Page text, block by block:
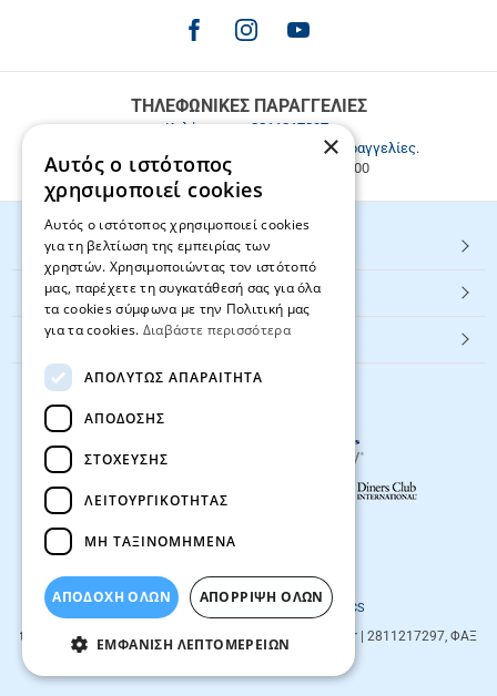
άνω
ΤΗΛΕΦΩΝΙΚΕΣ ΠΑΡΑΓΓΕΛΙΕΣ
Καλέστε μας2811217297.
Εξυπηρέτηση πελατών & τηλεφωνικές παραγγελίες.
Δευ. - Παρ. 9:00-17:00, Σάβ. 9:00-15:00
HOT ΚΑΤΗΓΟΡΙΕΣ
ΕΞΥΠΗΡΕΤΗΣΗ ΠΕΛΑΤΩΝ
Textbook.gr
© 2026 textbook.gr All rights reserved
Designed & developed by
NETMECHANICS
textbook.gr
| info@textbook.gr | 2811217297, ΦΑΞ
2810283273
×
Αυτός ο ιστότοπος
χρησιμοποιεί cookies
Αυτός ο ιστότοπος χρησιμοποιεί cookies
για τη βελτίωση της εμπειρίας των
χρηστών. Χρησιμοποιώντας τον ιστότοπό
μας, παρέχετε τη συγκατάθεσή σας για όλα
τα cookies σύμφωνα με την Πολιτική μας
για τα cookies. Διαβάστε περισσότερα
ΑΠΟΛΎΤΩΣ ΑΠΑΡΑΊΤΗΤΑ
ΑΠΌΔΟΣΗΣ
ΣΤΌΧΕΥΣΗΣ
ΛΕΙΤΟΥΡΓΙΚΌΤΗΤΑΣ
ΜΗ ΤΑΞΙΝΟΜΗΜΈΝΑ
ΑΠΟΔΟΧΗ ΟΛΩΝ ΑΠΌΡΡΙΨΗ ΌΛΩΝ
ΕΜΦΆΝΙΣΗ ΛΕΠΤΟΜΕΡΕΙΏΝ